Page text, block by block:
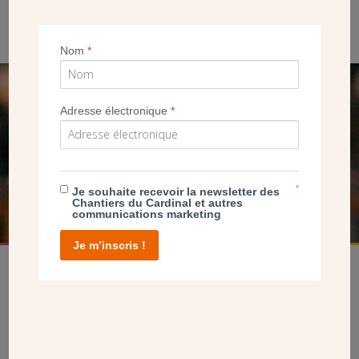
NOUS PERMET D’AGIR
FAIRE UN DON
Nom*
Adresse électronique*
Je souhaite recevoir la newsletter des
Chantiers du Cardinal et autres
communications marketing
*
Je m’inscris !